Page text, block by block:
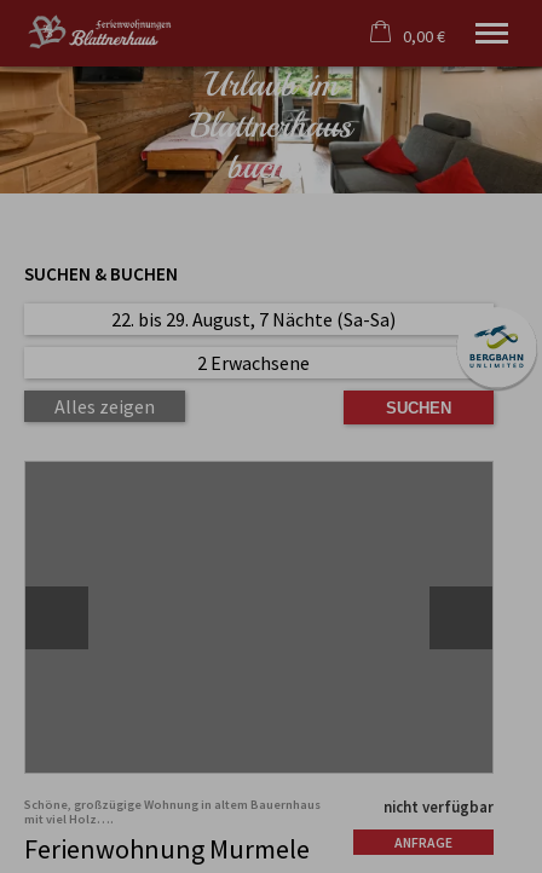
Willkommen
Haus
Ferienwohnungen
0,00 €
Warenkorb ist leer
Urlaub im
Blattnerhaus
buchen
SUCHEN & BUCHEN
22. bis 29. August, 7 Nächte (Sa-Sa)
2 Erwachsene
Alles zeigen
Schöne, großzügige Wohnung in altem Bauernhaus
mit viel Holz….
Ferienwohnung Murmele
nicht verfügbar
ANFRAGE